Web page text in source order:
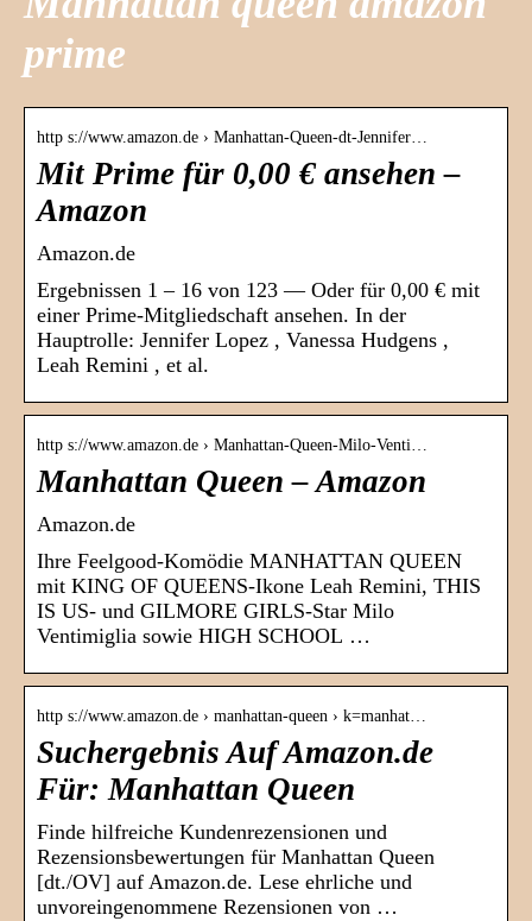
prime
http s://www.amazon.de › Manhattan-Queen-dt-Jennifer…
Mit Prime für 0,00 € ansehen –
Amazon
Amazon.de
Ergebnissen 1 – 16 von 123 — Oder für 0,00 € mit
einer Prime-Mitgliedschaft ansehen. In der
Hauptrolle: Jennifer Lopez , Vanessa Hudgens ,
Leah Remini , et al.
http s://www.amazon.de › Manhattan-Queen-Milo-Venti…
Manhattan Queen – Amazon
Amazon.de
Ihre Feelgood-Komödie MANHATTAN QUEEN
mit KING OF QUEENS-Ikone Leah Remini, THIS
IS US- und GILMORE GIRLS-Star Milo
Ventimiglia sowie HIGH SCHOOL …
http s://www.amazon.de › manhattan-queen › k=manhat…
Suchergebnis Auf Amazon.de
Für: Manhattan Queen
Finde hilfreiche Kundenrezensionen und
Rezensionsbewertungen für Manhattan Queen
[dt./OV] auf Amazon.de. Lese ehrliche und
unvoreingenommene Rezensionen von …